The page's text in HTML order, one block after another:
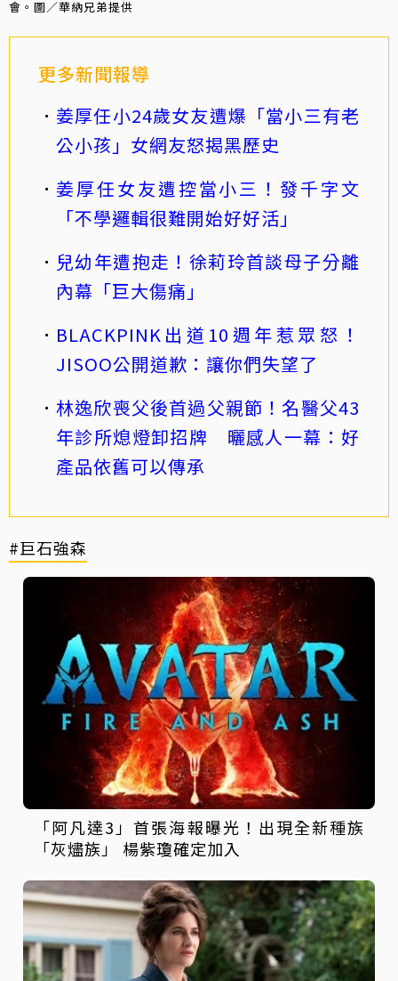
會。圖／華納兄弟提供
更多新聞報導
姜厚任小24歲女友遭爆「當小三有老
公小孩」女網友怒揭黑歷史
姜厚任女友遭控當小三！發千字文
「不學邏輯很難開始好好活」
兒幼年遭抱走！徐莉玲首談母子分離
內幕「巨大傷痛」
BLACKPINK出道10週年惹眾怒！
JISOO公開道歉：讓你們失望了
林逸欣喪父後首過父親節！名醫父43
年診所熄燈卸招牌 曬感人一幕：好
產品依舊可以傳承
#巨石強森
「阿凡達3」首張海報曝光！出現全新種族
「灰燼族」 楊紫瓊確定加入